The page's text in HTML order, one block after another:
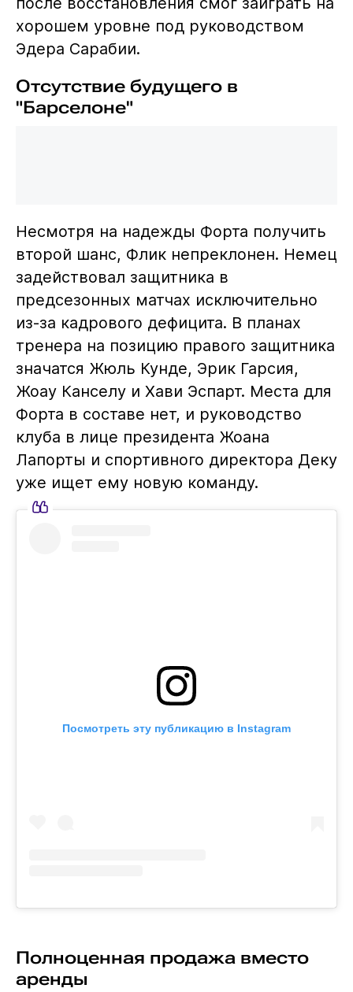
хорошем уровне под руководством
Эдера Сарабии.
Отсутствие будущего в
"Барселоне"
Несмотря на надежды Форта получить
второй шанс, Флик непреклонен. Немец
задействовал защитника в
предсезонных матчах исключительно
из-за кадрового дефицита. В планах
тренера на позицию правого защитника
значатся Жюль Кунде, Эрик Гарсия,
Жоау Канселу и Хави Эспарт. Места для
Форта в составе нет, и руководство
клуба в лице президента Жоана
Лапорты и спортивного директора Деку
уже ищет ему новую команду.
Посмотреть эту публикацию в Instagram
Полноценная продажа вместо
аренды